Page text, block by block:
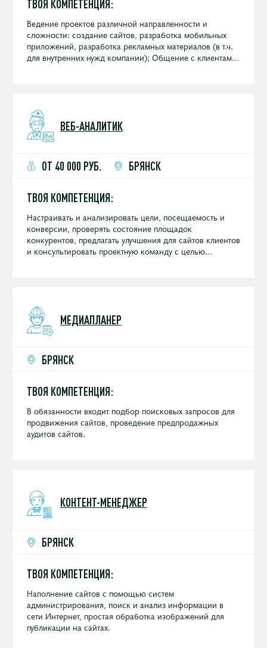
ТВОЯ КОМПЕТЕНЦИЯ:
Ведение проектов различной направленности и
сложности: создание сайтов, разработка мобильных
приложений, разработка рекламных материалов (в т.ч.
для внутренних нужд компании); Общение с клиентами
контроль качества; Подбор команды под проект
(фрилансеры, студии, подрядчики и штатные
сотрудники); Подготовка КП как с помощью
индивидуальных; Контроль качества (ведение отчетов,
контроль фактических технических затрат по
подготовка и согласование договора, подготовка актов
на закрытие этапов работ, выставление счетов; Ведение
отчетной документации по проектам.
ВЕБ-АНАЛИТИК
ОТ 40 000 РУБ. БРЯНСК
ТВОЯ КОМПЕТЕНЦИЯ:
Настраивать и анализировать цели, посещаемость и
конверсии, проверять состояние площадок
конкурентов, предлагать улучшения для сайтов клиентов
и консультировать проектную команду с целью
МЕДИАПЛАНЕР
БРЯНСК
ТВОЯ КОМПЕТЕНЦИЯ:
В обязанности входит подбор поисковых запросов для
продвижения сайтов, проведение предпродажных
аудитов сайтов.
КОНТЕНТ-МЕНЕДЖЕР
БРЯНСК
ТВОЯ КОМПЕТЕНЦИЯ:
Наполнение сайтов с помощью систем
администрирования, поиск и анализ информации в
сети Интернет, простая обработка изображений для
публикации на сайтах.